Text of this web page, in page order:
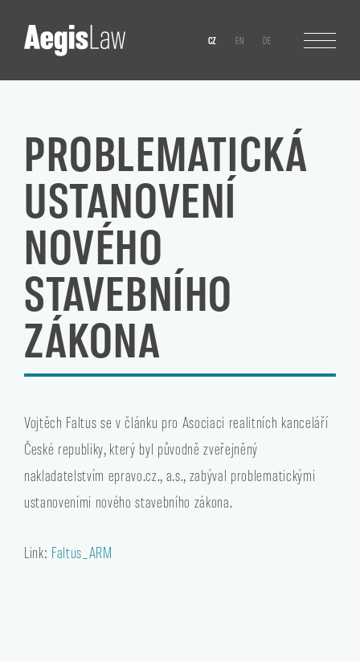
CZ EN DE
PROBLEMATICKÁ
USTANOVENÍ
NOVÉHO
STAVEBNÍHO
ZÁKONA
Vojtěch Faltus se v článku pro Asociaci realitních kanceláří
České republiky, který byl původně zveřejněný
nakladatelstvím epravo.cz., a.s., zabýval problematickými
ustanoveními nového stavebního zákona.
Link: Faltus_ARM